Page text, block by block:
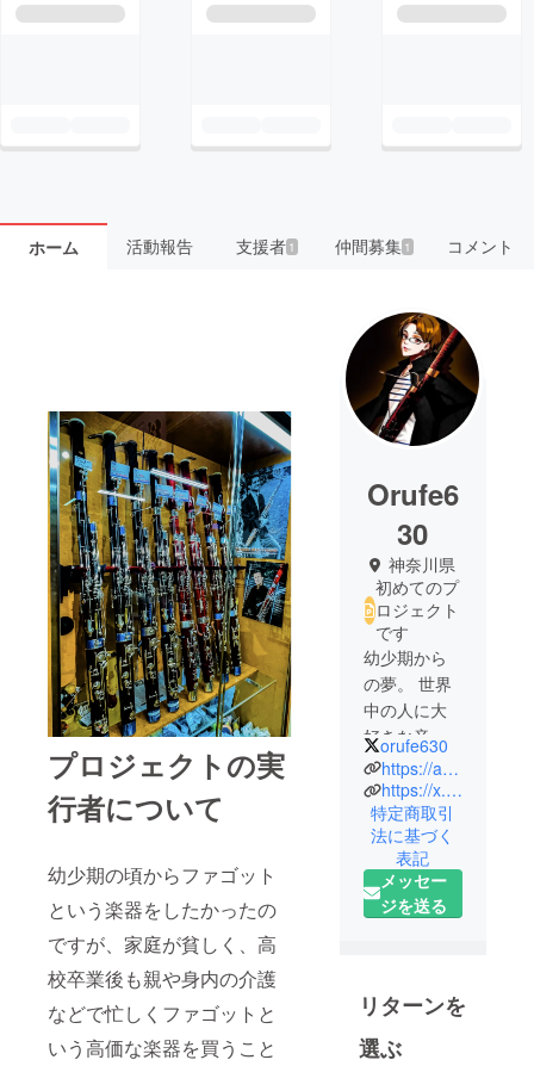
ホーム 活動報告 支援者 1 仲間募集 1 コメント
プロジェクトの実
行者について
幼少期の頃からファゴット
という楽器をしたかったの
ですが、家庭が貧しく、高
校卒業後も親や身内の介護
などで忙しくファゴットと
いう高価な楽器を買うこと
Orufe6
30
神奈川県
初めてのプ
ロジェクト
です
幼少期から
の夢。 世界
中の人に大
好きな音楽
を伝えたい
です。
ファゴット
奏者になり
たいです。
よろしくお
orufe630
https://api.gravity.place/gravity/url/zDwk
https://x.com/orufe630/status/1753359395550064693?s=46&t=qUVhPtJspdRHF-7HJQrnzA
特定商取引
法に基づく
表記
メッセー
ジを送る
リターンを
選ぶ